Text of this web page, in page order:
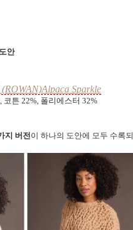
안
Sparkle
코튼 22%, 폴리에스터 32%
지 버전이 하나의 도안에 모두 수록